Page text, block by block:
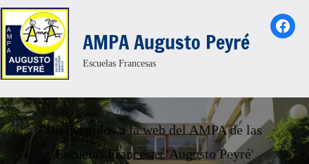
Saltar
al
contenido
AMPA Augusto Peyré
Escuelas Francesas
Bienvenidos a la web del AMPA de las
Escuelas Francesas 'Augusto Peyré'